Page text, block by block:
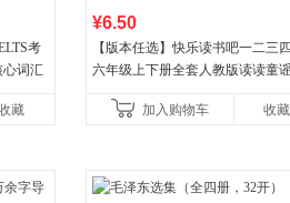
考
心词汇
藏
¥6.50
【版本任选】快乐读书吧一二三
六年级上下册全套人教版读读童
古代寓言安徒生童话学生阅
加入购物车 收藏